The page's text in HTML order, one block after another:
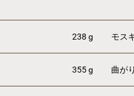
238 g モス
355 g 曲が